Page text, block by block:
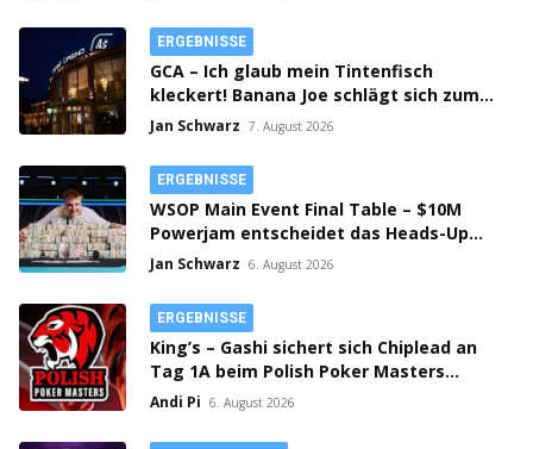
ERGEBNISSE
GCA – Ich glaub mein Tintenfisch
kleckert! Banana Joe schlägt sich zum
Thursday 3k Sieg durch!
Jan Schwarz 7. August 2026
ERGEBNISSE
WSOP Main Event Final Table – $10M
Powerjam entscheidet das Heads-Up
zwischen Jumalon und Saaskilahti!
Jan Schwarz 6. August 2026
ERGEBNISSE
King’s – Gashi sichert sich Chiplead an
Tag 1A beim Polish Poker Masters
Mystery Bounty!
Andi Pi 6. August 2026